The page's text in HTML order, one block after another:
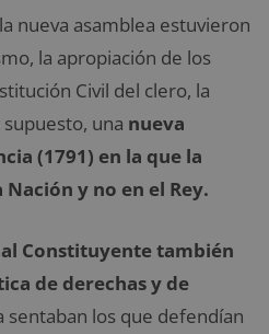
nueva asamblea estuvieron
la apropiación de los
Civil del clero, la
una nueva
(1791) en la que la
y no en el Rey.
Constituyente también
de derechas y de
sentaban los que defendían